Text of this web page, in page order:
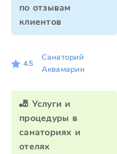
по отзывам
клиентов
4.5
Санаторий
Аквамарин
🎳 Услуги и
процедуры в
санаториях и
отелях